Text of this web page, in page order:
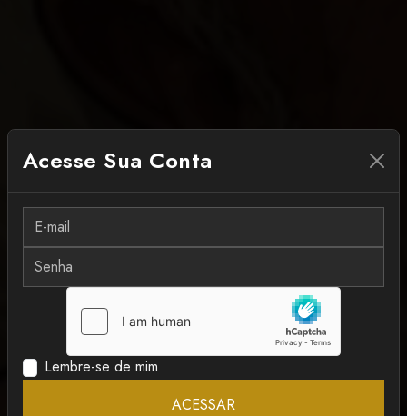
MAIS RECENTE
ANCAPSU
Acesse Sua Conta
Lembre-se de mim
ACESSAR